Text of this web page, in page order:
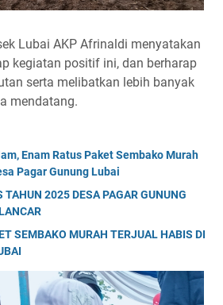
Lubai AKP Afrinaldi menyatakan
kegiatan positif ini, dan berharap
serta melibatkan lebih banyak
mendatang.
Enam Ratus Paket Sembako Murah
Pagar Gunung Lubai
TAHUN 2025 DESA PAGAR GUNUNG
SEMBAKO MURAH TERJUAL HABIS DI